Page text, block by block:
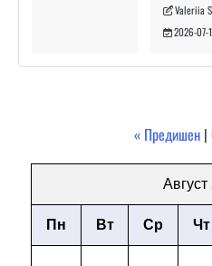
Valeriia
2026-07-
« Предишен |
Август
Пн Вт Ср Чт